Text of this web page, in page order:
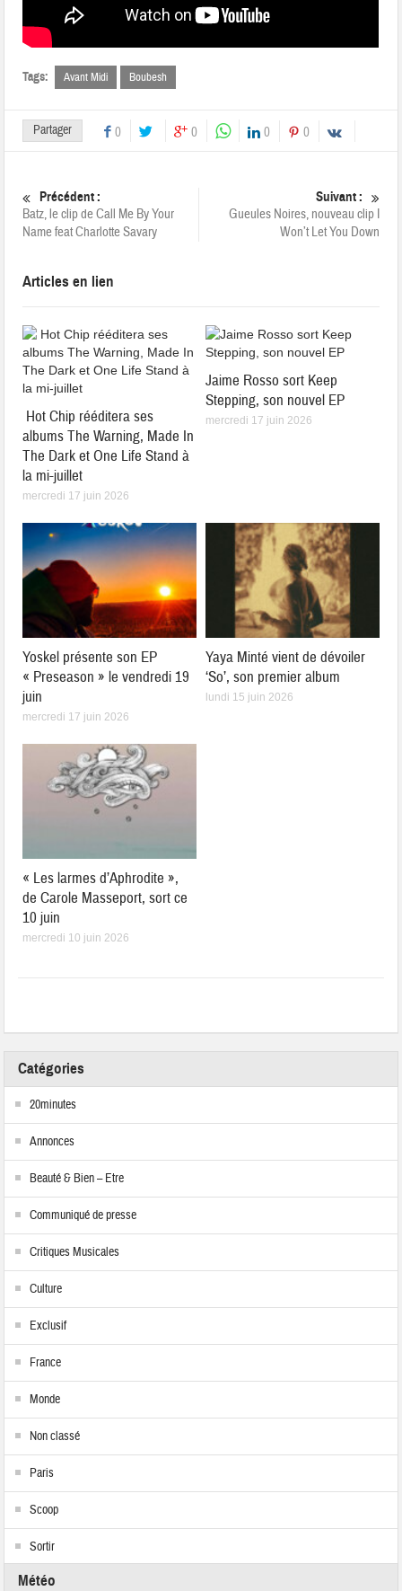
Tags: Avant Midi Boubesh
Partager 0 0 0 0
Précédent :
Batz, le clip de Call Me By Your
Name feat Charlotte Savary
Suivant :
Gueules Noires, nouveau clip I
Won’t Let You Down
Articles en lien
Hot Chip rééditera ses
albums The Warning, Made In
The Dark et One Life Stand à
la mi-juillet
mercredi 17 juin 2026
Jaime Rosso sort Keep
Stepping, son nouvel EP
mercredi 17 juin 2026
Yoskel présente son EP
« Preseason » le vendredi 19
juin
mercredi 17 juin 2026
Yaya Minté vient de dévoiler
‘So’, son premier album
lundi 15 juin 2026
« Les larmes d’Aphrodite »,
de Carole Masseport, sort ce
10 juin
mercredi 10 juin 2026
Catégories
20minutes
Annonces
Beauté & Bien – Etre
Communiqué de presse
Critiques Musicales
Culture
Exclusif
France
Monde
Non classé
Paris
Scoop
Sortir
Météo